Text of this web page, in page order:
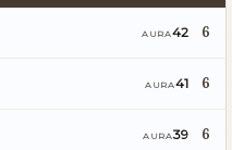
AURA42 6
AURA41 6
AURA39 6